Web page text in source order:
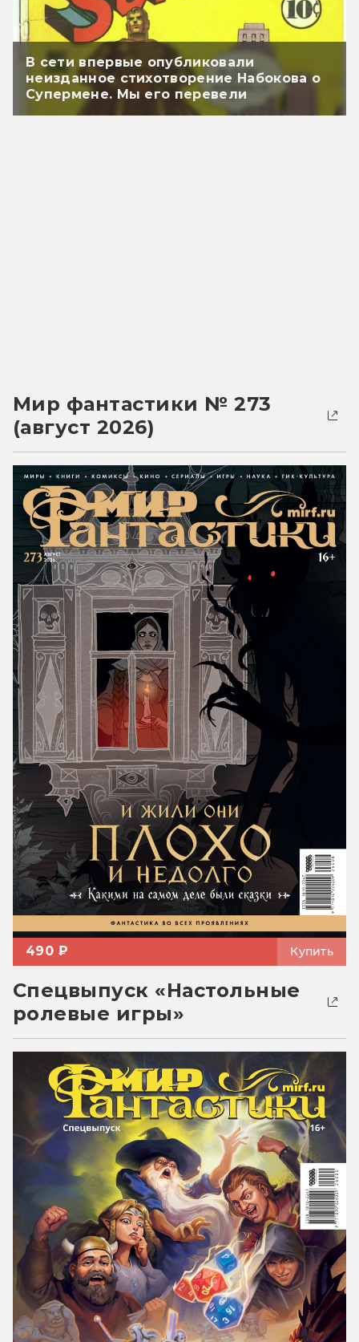
В сети впервые опубликовали
неизданное стихотворение Набокова о
Супермене. Мы его перевели
Мир фантастики № 273
(август 2026)
490 ₽ Купить
Спецвыпуск «Настольные
ролевые игры»